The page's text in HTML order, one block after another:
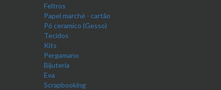
Feltros
Papel marché - cartão
Pó ceramico (Gesso)
Tecidos
Kits
Pergamano
Bijuteria
Eva
Scrapbooking